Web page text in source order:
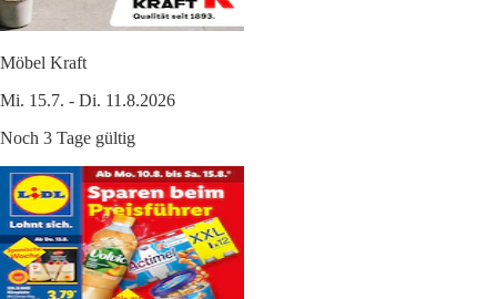
Möbel Kraft
Mi. 15.7. - Di. 11.8.2026
Noch 3 Tage gültig